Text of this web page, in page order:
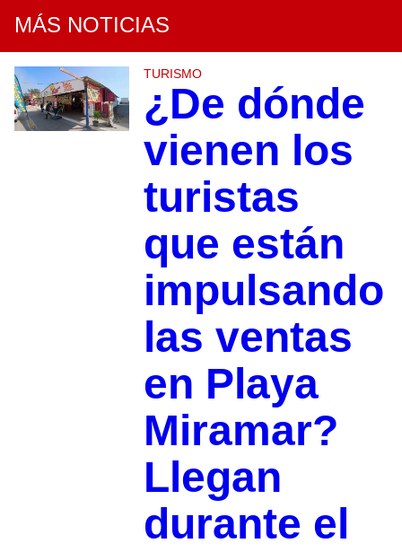
MÁS NOTICIAS
TURISMO
¿De dónde
vienen los
turistas
que están
impulsando
las ventas
en Playa
Miramar?
Llegan
durante el